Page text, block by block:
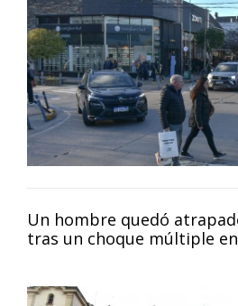
Un hombre quedó
tras un choque múltiple